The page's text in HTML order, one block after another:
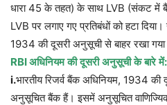
धारा 45 के तहत) के साथ LVB (संकट में
LVB पर लगाए गए प्रतिबंधों को हटा
1934 की दूसरी अनुसूची से बाहर रखा गया
RBIअधिनियम की दूसरी अनुसूची के बारे में:
i.भारतीय रिजर्व बैंक अधिनियम, 1934
अनुसूचित बैंक हैं। इसमें अनुसूचित